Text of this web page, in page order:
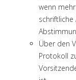
wenn
Über den
Protokoll